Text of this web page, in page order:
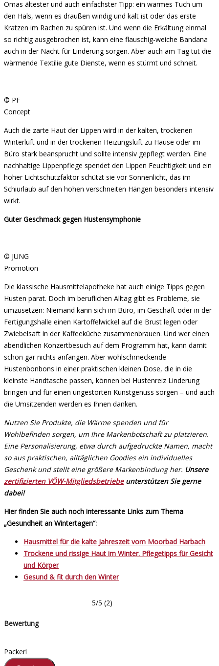
Omas ältester und auch einfachster Tipp: ein warmes Tuch um
den Hals, wenn es draußen windig und kalt ist oder das erste
Kratzen im Rachen zu spüren ist. Und wenn die Erkältung einmal
so richtig ausgebrochen ist, kann eine flauschig-weiche Bandana
auch in der Nacht für Linderung sorgen. Aber auch am Tag tut die
wärmende Textilie gute Dienste, wenn es stürmt und schneit.
© PF
Concept
Auch die zarte Haut der Lippen wird in der kalten, trockenen
Winterluft und in der trockenen Heizungsluft zu Hause oder im
Büro stark beansprucht und sollte intensiv gepflegt werden. Eine
nachhaltige Lippenpflege spendet den Lippen Feuchtigkeit und ein
hoher Lichtschutzfaktor schützt sie vor Sonnenlicht, das im
Schiurlaub auf den hohen verschneiten Hängen besonders intensiv
wirkt.
GuterGeschmack gegen Hustensymphonie
© JUNG
Promotion
Die klassische Hausmittelapotheke hat auch einige Tipps gegen
Husten parat. Doch im beruflichen Alltag gibt es Probleme, sie
umzusetzen: Niemand kann sich im Büro, im Geschäft oder in der
Fertigungshalle einen Kartoffelwickel auf die Brust legen oder
Zwiebelsaft in der Kaffeeküche zusammenbrauen. Und wer einen
abendlichen Konzertbesuch auf dem Programm hat, kann damit
schon gar nichts anfangen. Aber wohlschmeckende
Hustenbonbons in einer praktischen kleinen Dose, die in die
kleinste Handtasche passen, können bei Hustenreiz Linderung
bringen und für einen ungestörten Kunstgenuss sorgen – und auch
die Umsitzenden werden es Ihnen danken.
Nutzen Sie Produkte, die Wärme spenden und für
Wohlbefinden sorgen, um Ihre Markenbotschaft zu platzieren.
Eine Personalisierung, etwa durch aufgedruckte Namen, macht
so aus praktischen, alltäglichen Goodies ein individuelles
Geschenk und stellt eine größere Markenbindung her. Unsere
zertifizierten VÖW-Mitgliedsbetriebeunterstützen Sie gerne
dabei!
Hier finden Sie auch noch interessante Links zum Thema
„Gesundheit an Wintertagen“:
Hausmittel für die kalte Jahreszeit vom Moorbad Harbach
Trockene und rissige Haut im Winter. Pflegetipps für Gesicht
und Körper
Gesund & fit durch den Winter
5/5 (2)
Bewertung
Packerl